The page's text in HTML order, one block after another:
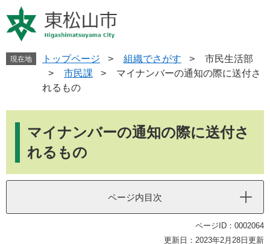
ー
ジ
ニ
ュ
現在地 トップページ > 組織でさがす >
市民生活部
>
市民課 >
マイナンバーの通知の際に送付さ
れるもの
マイナンバーの通知の際に送付さ
れるもの
ページ内目次
ページID：0002064
更新日：2023年2月28日更新